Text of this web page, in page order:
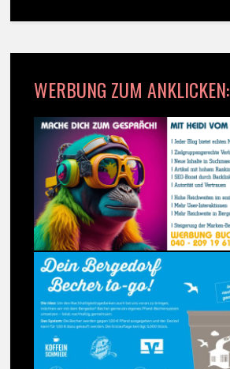
WERBUNG ZUM ANKLICKEN: